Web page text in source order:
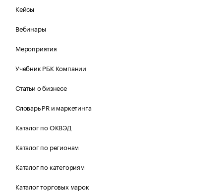
Кейсы
Вебинары
Мероприятия
Учебник РБК Компании
Статьи о бизнесе
Словарь PR и маркетинга
Каталог по ОКВЭД
Каталог по регионам
Каталог по категориям
Каталог торговых марок